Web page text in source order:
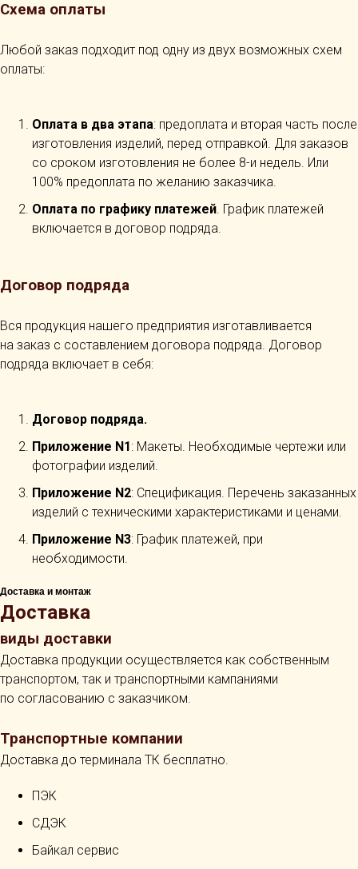
Схема оплаты
Любой заказ подходит под одну из двух возможных схем
оплаты:
Оплата в два этапа: предоплата и вторая часть после
изготовления изделий, перед отправкой. Для заказов
со сроком изготовления не более 8-и недель. Или
100% предоплата по желанию заказчика.
Оплата по графику платежей. График платежей
включается в договор подряда.
Договор подряда
Вся продукция нашего предприятия изготавливается
на заказ с составлением договора подряда. Договор
подряда включает в себя:
Договор подряда.
Приложение N1: Макеты. Необходимые чертежи или
фотографии изделий.
Приложение N2: Спецификация. Перечень заказанных
изделий с техническими характеристиками и ценами.
Приложение N3: График платежей, при
необходимости.
Доставка и монтаж
Доставка
виды доставки
Доставка продукции осуществляется как собственным
транспортом, так и транспортными кампаниями
по согласованию с заказчиком.
Транспортные компании
Доставка до терминала ТК бесплатно.
ПЭК
СДЭК
Байкал сервис